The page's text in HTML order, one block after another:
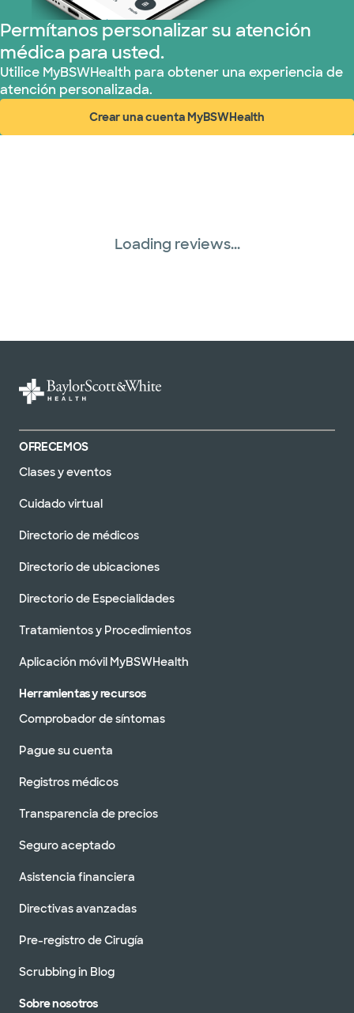
Permítanos personalizar su atención
médica para usted.
Utilice MyBSWHealth para obtener una experiencia de
atención personalizada.
Crear una cuenta MyBSWHealth
(abre en ventana nueva)
Loading reviews...
OFRECEMOS
Clases y eventos
Cuidado virtual
Directorio de médicos
Directorio de ubicaciones
Directorio de Especialidades
Tratamientos y Procedimientos
Aplicación móvil MyBSWHealth
Herramientas y recursos
Comprobador de síntomas
Pague su cuenta
Registros médicos
Transparencia de precios
Seguro aceptado
Asistencia financiera
Directivas avanzadas
Pre-registro de Cirugía
Scrubbing in Blog
Sobre nosotros